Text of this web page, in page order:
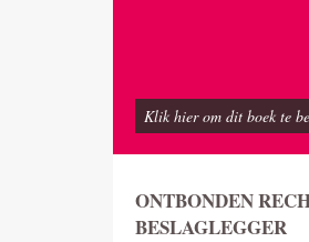
Klik hier om dit boek te
ONTBONDEN
BESLAGLEGGER